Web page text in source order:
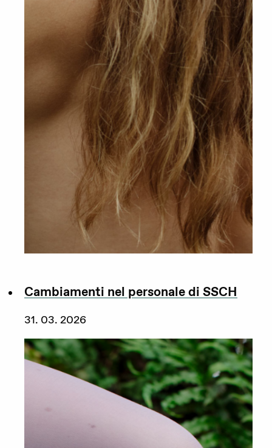
Cambiamenti nel personale di SSCH
31. 03. 2026